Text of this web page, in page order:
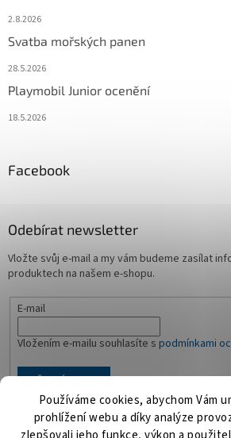
Používáme cookies, abychom Vám
prohlížení webu a díky analýze
2.8.2026
Svatba mořských panen
28.5.2026
Playmobil Junior ocenění
18.5.2026
Facebook
Odebírat newsletter
Vložte svůj e-mail a my vám budeme zasílat
produktech na našem e-shopu.
E-mail
Vložením e-mailu souhlasíte s podmínkami
PŘIHLÁSIT SE